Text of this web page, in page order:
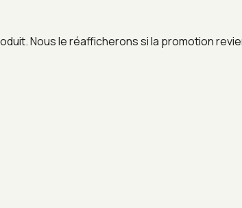
Nous le réafficherons si la promotion